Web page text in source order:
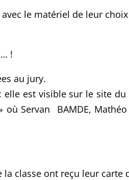
le matériel de leur choix
!
au jury.
elle est visible sur le site
où Servan BAMDE,
la classe ont reçu leur